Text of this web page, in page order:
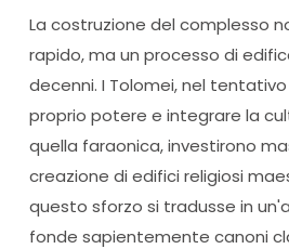
La costruzione del complesso
rapido, ma un processo di
decenni. I Tolomei, nel
proprio potere e integrare la
quella faraonica, investirono
creazione di edifici religiosi
questo sforzo si tradusse in
fonde sapientemente canoni